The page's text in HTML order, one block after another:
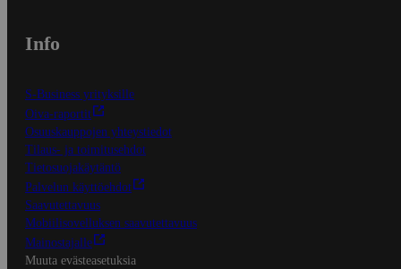
Info
S-Business yrityksille
Oiva-raportit
Osuuskauppojen yhteystiedot
Tilaus- ja toimitusehdot
Tietosuojakäytäntö
Palvelun käyttöehdot
Saavutettavuus
Mobiilisovelluksen saavutettavuus
Mainostajalle
Muuta evästeasetuksia